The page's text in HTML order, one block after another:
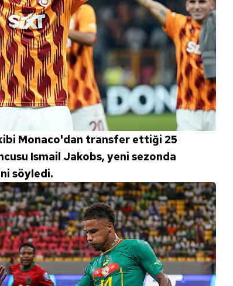
Monaco'dan transfer ettiği 25
Ismail Jakobs, yeni sezonda
söyledi.